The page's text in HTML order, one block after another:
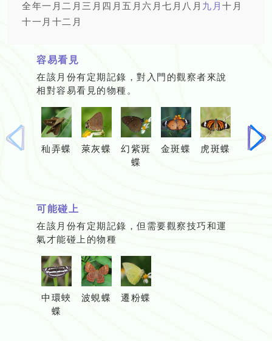
全年一月 二月 三月 四月 五月 六月七月 八月 九月十月
十一月 十二月
容易看見
在該月份有定期記錄，對入門的觀察者來說
相對容易看見的物種。
秈弄蝶 萊灰蝶
幻紫斑
蝶
金斑蝶 虎斑蝶
玉帶鳳
上
下
可能碰上
在該月份有定期記錄，但需要觀察技巧和運
氣才能碰上的物種
中環蛺
蝶
波蜆蝶 遷粉蝶